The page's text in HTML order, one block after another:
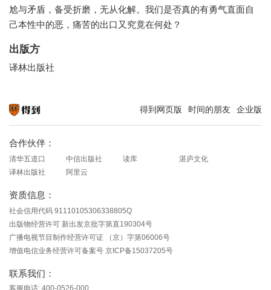
尬与矛盾，备受折磨，无从化解。我们是否真的有勇气直面自
己本性中的恶，痛苦的出口又究竟在何处？
出版方
译林出版社
得到网页版 时间的朋友 企业版
合作伙伴：
清华五道口 中信出版社 读库
湛庐文化
译林出版社
阿里云
资质信息：
社会信用代码 91110105306338805Q
出版物经营许可 新出发京批字第直190304号
广播电视节目制作经营许可证 （京）字第06006号
增值电信业务经营许可备案号 京ICP备15037205号
联系我们：
客服电话: 400-0526-000